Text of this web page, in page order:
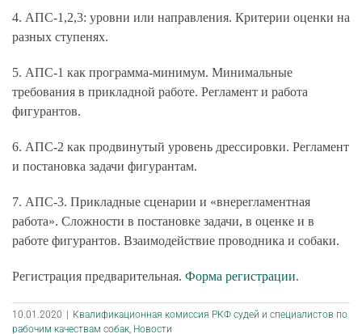
4. АПС-1,2,3: уровни или направления. Критерии оценки на
разных ступенях.
5. АПС-1 как программа-минимум. Минимальные
требования в прикладной работе. Регламент и работа
фигурантов.
6. АПС-2 как продвинутый уровень дрессировки. Регламент
и постановка задачи фигурантам.
7. АПС-3. Прикладные сценарии и «внерегламентная
работа». Сложности в постановке задачи, в оценке и в
работе фигурантов. Взаимодействие проводника и собаки.
Регистрация предварительная. Форма регистрации.
10.01.2020
Квалификационная комиссия РКФ судей и специалистов по
рабочим качествам собак, Новости